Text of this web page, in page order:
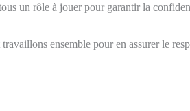
un rôle à jouer pour garantir la
ensemble pour en assurer le